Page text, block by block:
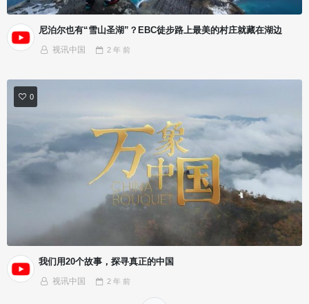
尼泊尔也有“雪山圣湖”？EBC徒步路上最美的村庄就藏在湖边
视讯中国 2 年 前
0
我们用20个故事，探寻真正的中国
视讯中国 2 年 前